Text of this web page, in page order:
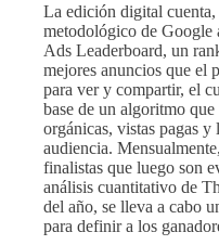
La edición digital cuenta,
metodológico de Google
Ads Leaderboard, un
mejores anuncios que el
para ver y compartir, el
base de un algoritmo
orgánicas, vistas pagas y
audiencia.
finalistas que luego son
análisis cuantitativo de
del año, se lleva a cabo
para definir a los